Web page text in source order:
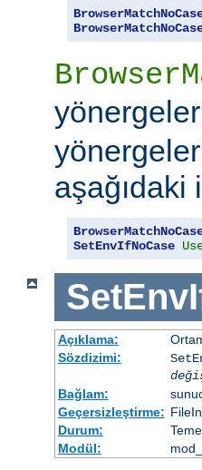
aşağıdaki
SetEnvIfNoCase
Açıklama:
Sözdizimi:
Bağlam:
Geçersizleştirme:
Durum:
Modül: